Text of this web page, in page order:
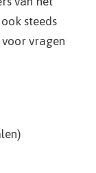
steeds
vragen